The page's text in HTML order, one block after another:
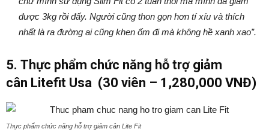
được 3kg rồi đấy. Người cũng thon gọn hơn tí xíu và thích
nhất là ra đường ai cũng khen ốm đi mà không hề xanh xao”.
5. Thực phẩm chức năng hỗ trợ giảm
cân Litefit Usa (30 viên – 1,280,000 VNĐ)
Thực phẩm chức năng hỗ trợ giảm cân Lite Fit